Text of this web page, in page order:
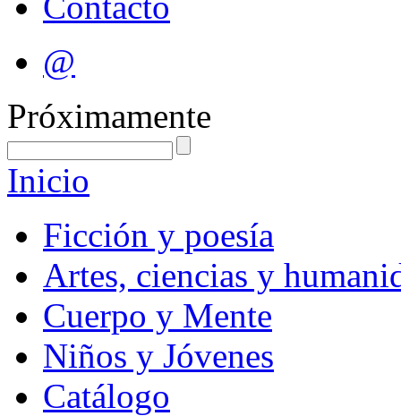
@
Próximamente
Inicio
Ficción y poesía
Artes, ciencias y
Cuerpo y Mente
Niños y Jóvenes
Catálogo